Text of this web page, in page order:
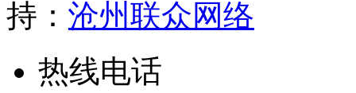
持： 沧州联众网络
热线电话